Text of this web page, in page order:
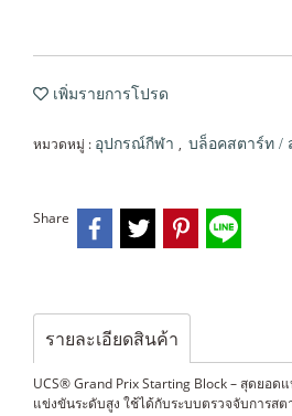
เพิ่มรายการโปรด
หมวดหมู่ : อุปกรณ์กีฬา , บล็อคสตาร์ท /
Share
รายละเอียดสินค้า
UCS® Grand Prix Starting Block – สุดยอด
แข่งขันระดับสูง ใช้ได้กับระบบตรวจจับการส